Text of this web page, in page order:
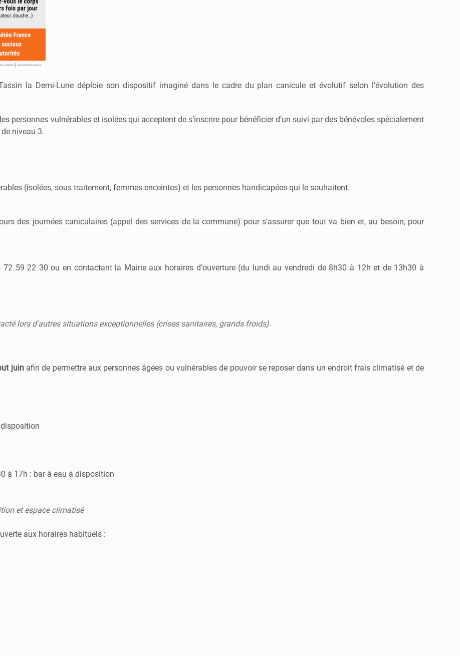
la Demi-Lune déploie son dispositif imaginé dans le cadre du plan canicule et évolutif selon l’évolution des
personnes vulnérables et isolées qui acceptent de s’inscrire pour bénéficier d’un suivi par des bénévoles spécialement
niveau 3.
(isolées, sous traitement, femmes enceintes) et les personnes handicapées qui le souhaitent.
des journées caniculaires (appel des services de la commune) pour s'assurer que tout va bien et, au besoin, pour
72 59 22 30 ou en contactant la Mairie aux horaires d'ouverture (du lundi au vendredi de 8h30 à 12h et de 13h30 à
lors d'autres situations exceptionnelles (crises sanitaires, grands froids).
juinafin de permettre aux personnes âgées ou vulnérables de pouvoir se reposer dans un endroit frais climatisé et de
à 17h : bar à eau à disposition
et espace climatisé
aux horaires habituels :